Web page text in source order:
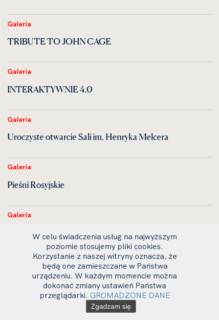
Galeria
TRIBUTE TO JOHN CAGE
Galeria
INTERAKTYWNIE 4.0
Galeria
Uroczyste otwarcie Sali im. Henryka Melcera
Galeria
Pieśni Rosyjskie
Galeria
Koncert Wigilijny
KONCERT SYMFONICZNY
W celu świadczenia usług na najwyższym
poziomie stosujemy pliki cookies.
Korzystanie z naszej witryny oznacza, że
będą one zamieszczane w Państwa
urządzeniu. W każdym momencie można
dokonać zmiany ustawień Państwa
przeglądarki. GROMADZONE DANE
Zgadzam się